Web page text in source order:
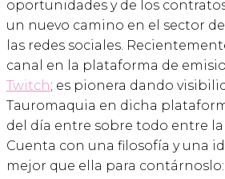
oportunidades y de los
un nuevo camino en el sector
las redes sociales.
canal en la plataforma de
Twitch; es pionera dando
Tauromaquia en dicha
del día entre sobre todo entre la
Cuenta con una filosofía y una
mejor que ella para contárnoslo: